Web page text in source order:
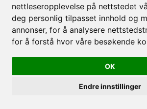
nettleseropplevelse på nettstedet
deg personlig tilpasset innhold og
annonser, for å analysere
for å forstå hvor våre besøkende
OK
Endre innstillinger